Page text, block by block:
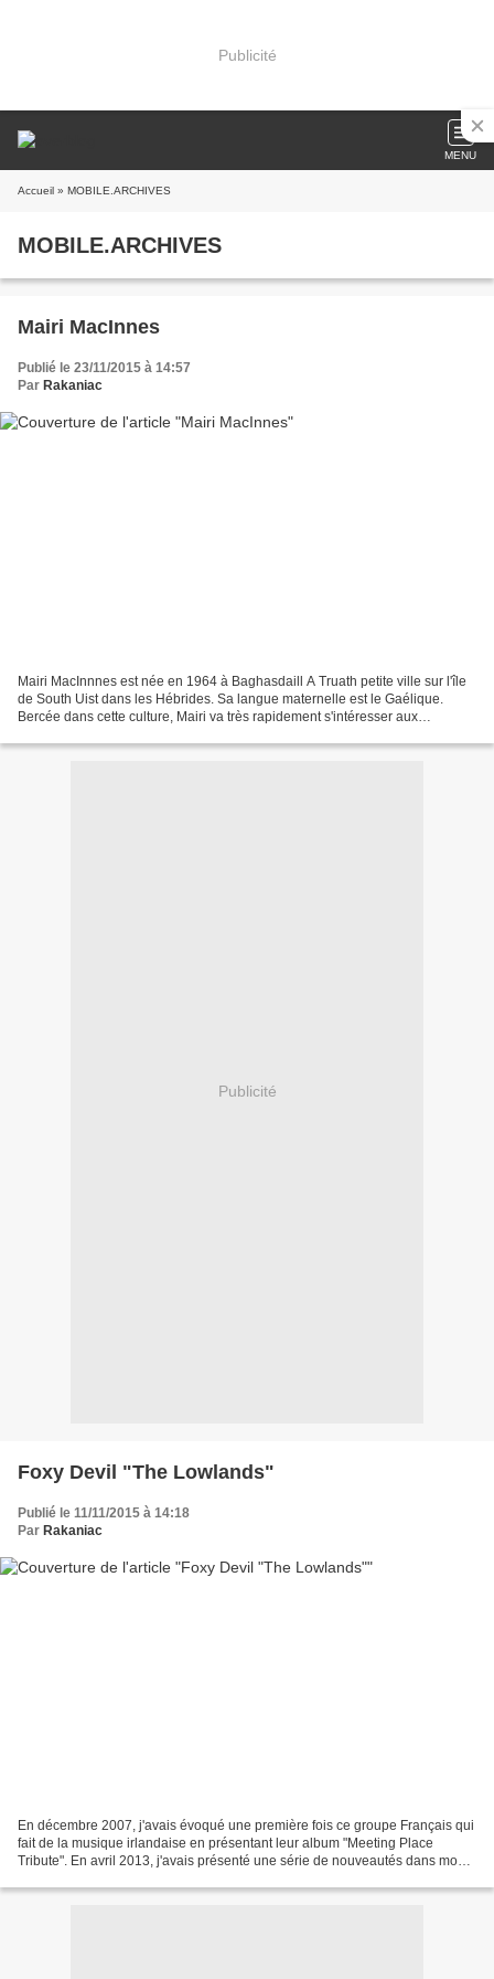
Publicité
MENU
Accueil » MOBILE.ARCHIVES
MOBILE.ARCHIVES
Mairi MacInnes
Publié le 23/11/2015 à 14:57
Par Rakaniac
Mairi MacInnnes est née en 1964 à Baghasdaill A Truath petite ville sur l'île
de South Uist dans les Hébrides. Sa langue maternelle est le Gaélique.
Bercée dans cette culture, Mairi va très rapidement s'intéresser aux
Publicité
Foxy Devil "The Lowlands"
Publié le 11/11/2015 à 14:18
Par Rakaniac
En décembre 2007, j'avais évoqué une première fois ce groupe Français qui
fait de la musique irlandaise en présentant leur album "Meeting Place
Tribute". En avril 2013, j'avais présenté une série de nouveautés dans mon